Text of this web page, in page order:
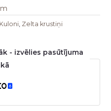
, Zelta krustiņi
- izvēlies pasūtījuma